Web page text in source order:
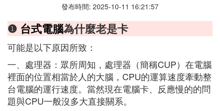
發布時間: 2025-10-11 16:21:57
❶ 台式電腦為什麼老是卡
可能是以下原因所致：
一、處理器：眾所周知，處理器（簡稱CUP）在電腦
裡面的位置相當於人的大腦，CPU的運算速度牽動整
台電腦的運行速度。當然現在電腦卡、反應慢的的問
題與CPU一般沒多大直接關系。